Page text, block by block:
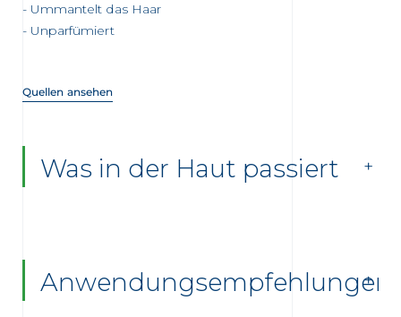
Ummantelt das Haar
Unparfümiert
Quellen ansehen
Was in der Haut passiert
Anwendungsempfehlungen